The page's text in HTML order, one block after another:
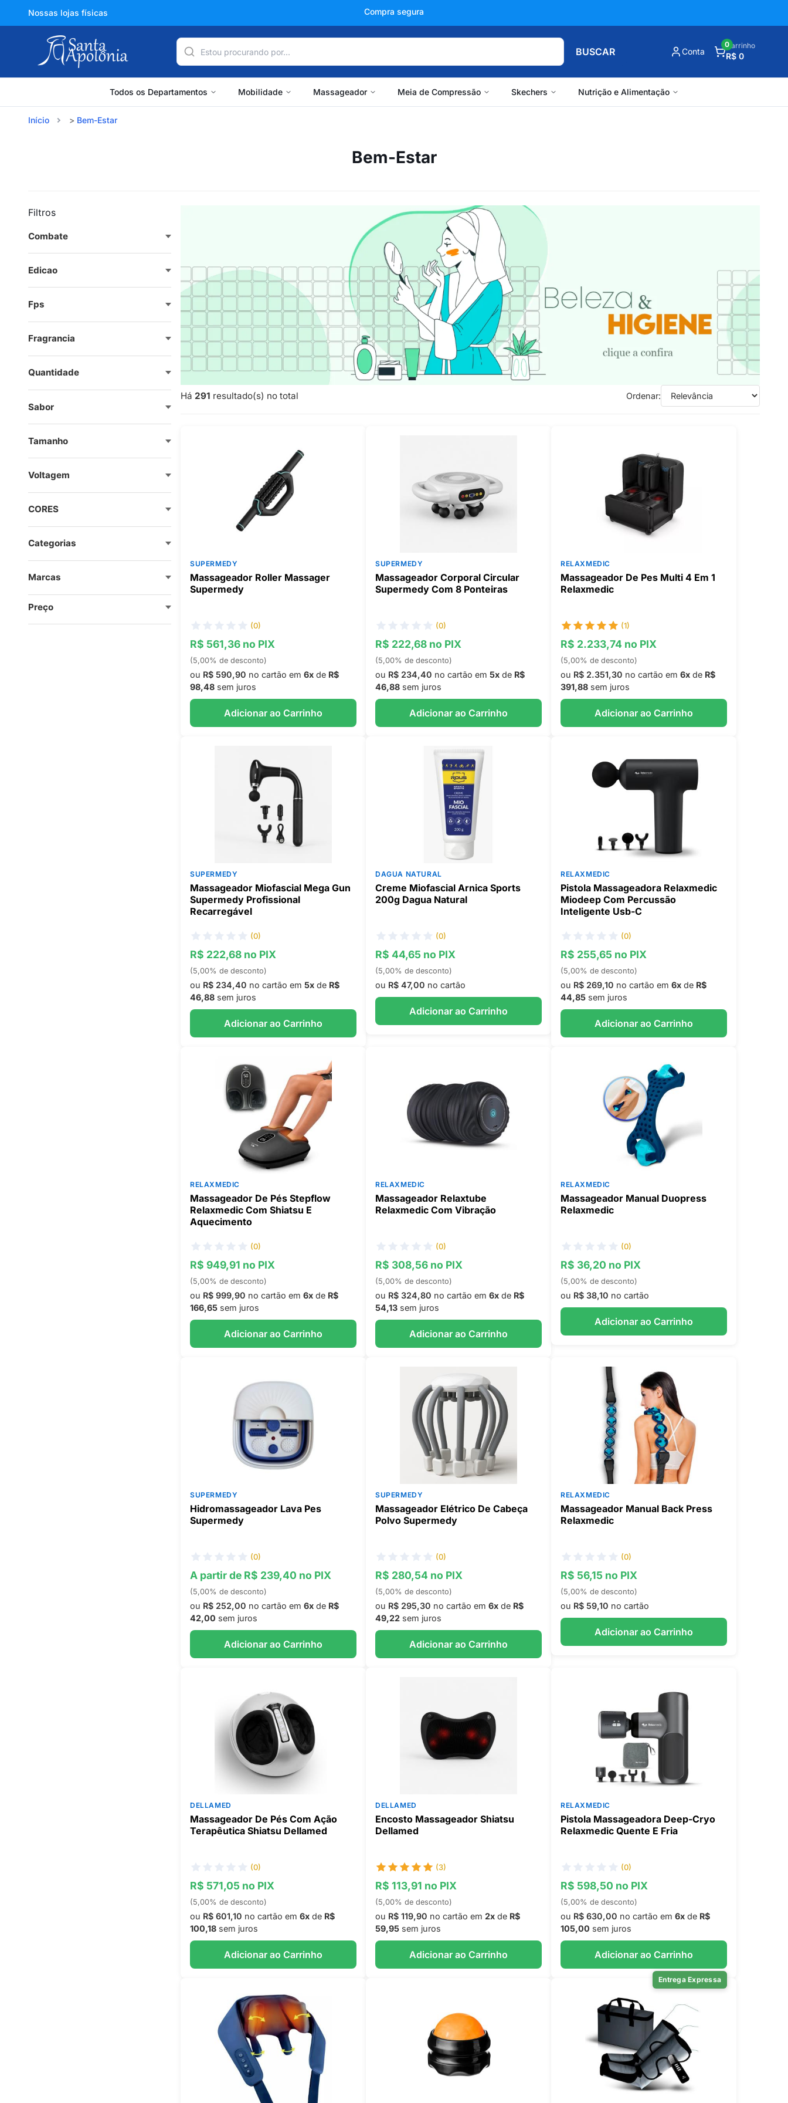
Nossas lojas físicas +150 mil avaliações
BUSCAR Conta
Carrinho
R$ 0
0
Todos os Departamentos Mobilidade Massageador Meia de Compressão Skechers Nutrição e Alimentação
Início Bem-Estar
Bem-Estar
Filtros
Preço
CORES
Combate
Edicao
Fps
Fragrancia
Quantidade
Sabor
Tamanho
Voltagem
Categorias
Marcas
Há 291 resultado(s) no total Ordenar:
SUPERMEDY
Massageador Roller Massager
Supermedy
(0)
R$ 561,36 no PIX
(5,00% de desconto)
ou R$ 590,90 no cartão em 6xde R$
98,48sem juros
Adicionar ao Carrinho
SUPERMEDY
Massageador Corporal Circular
Supermedy Com 8 Ponteiras
(0)
R$ 222,68 no PIX
(5,00% de desconto)
ou R$ 234,40 no cartão em 5xde R$
46,88sem juros
Adicionar ao Carrinho
RELAXMEDIC
Massageador De Pes Multi 4 Em 1
Relaxmedic
(1)
R$ 2.233,74 no PIX
(5,00% de desconto)
ou R$ 2.351,30 no cartão em 6xde R$
391,88sem juros
Adicionar ao Carrinho
SUPERMEDY
Massageador Miofascial Mega Gun
Supermedy Profissional
Recarregável
(0)
R$ 222,68 no PIX
(5,00% de desconto)
ou R$ 234,40 no cartão em 5xde R$
46,88sem juros
Adicionar ao Carrinho
DAGUA NATURAL
Creme Miofascial Arnica Sports
200g Dagua Natural
(0)
R$ 44,65 no PIX
(5,00% de desconto)
ou R$ 47,00 no cartão
Adicionar ao Carrinho
RELAXMEDIC
Pistola Massageadora Relaxmedic
Miodeep Com Percussão
Inteligente Usb-C
(0)
R$ 255,65 no PIX
(5,00% de desconto)
ou R$ 269,10 no cartão em 6xde R$
44,85sem juros
Adicionar ao Carrinho
RELAXMEDIC
Massageador De Pés Stepflow
Relaxmedic Com Shiatsu E
Aquecimento
(0)
R$ 949,91 no PIX
(5,00% de desconto)
ou R$ 999,90 no cartão em 6xde R$
166,65sem juros
Adicionar ao Carrinho
RELAXMEDIC
Massageador Relaxtube
Relaxmedic Com Vibração
(0)
R$ 308,56 no PIX
(5,00% de desconto)
ou R$ 324,80 no cartão em 6xde R$
54,13sem juros
Adicionar ao Carrinho
RELAXMEDIC
Massageador Manual Duopress
Relaxmedic
(0)
R$ 36,20 no PIX
(5,00% de desconto)
ou R$ 38,10 no cartão
Adicionar ao Carrinho
SUPERMEDY
Hidromassageador Lava Pes
Supermedy
(0)
A partir de R$ 239,40 no PIX
(5,00% de desconto)
ou R$ 252,00 no cartão em 6xde R$
42,00 sem juros
Adicionar ao Carrinho
SUPERMEDY
Massageador Elétrico De Cabeça
Polvo Supermedy
(0)
R$ 280,54 no PIX
(5,00% de desconto)
ou R$ 295,30 no cartão em 6xde R$
49,22sem juros
Adicionar ao Carrinho
RELAXMEDIC
Massageador Manual Back Press
Relaxmedic
(0)
R$ 56,15 no PIX
(5,00% de desconto)
ou R$ 59,10 no cartão
Adicionar ao Carrinho
DELLAMED
Massageador De Pés Com Ação
Terapêutica Shiatsu Dellamed
(0)
R$ 571,05 no PIX
(5,00% de desconto)
ou R$ 601,10 no cartão em 6xde R$
100,18sem juros
Adicionar ao Carrinho
DELLAMED
Encosto Massageador Shiatsu
Dellamed
(3)
R$ 113,91 no PIX
(5,00% de desconto)
ou R$ 119,90 no cartão em 2xde R$
59,95sem juros
Adicionar ao Carrinho
RELAXMEDIC
Pistola Massageadora Deep-Cryo
Relaxmedic Quente E Fria
(0)
R$ 598,50 no PIX
(5,00% de desconto)
ou R$ 630,00 no cartão em 6xde R$
105,00 sem juros
Adicionar ao Carrinho
Entrega Expressa